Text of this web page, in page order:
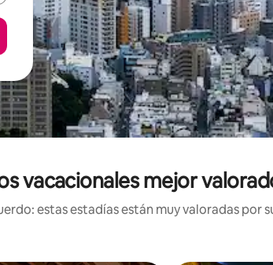
vacacionales mejor
estas estadías están muy valoradas por